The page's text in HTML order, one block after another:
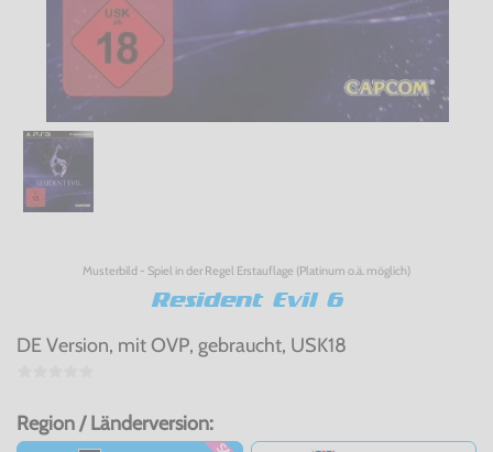
Musterbild - Spiel in der Regel Erstauflage (Platinum o.ä. möglich)
Resident Evil 6
DE Version, mit OVP, gebraucht, USK18
Region / Länderversion: